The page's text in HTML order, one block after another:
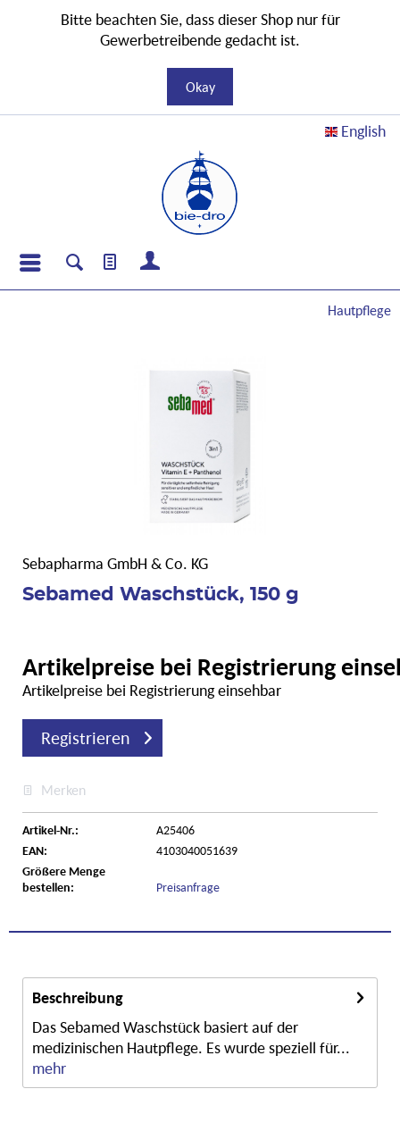
English
Hautpflege
Sebapharma GmbH & Co. KG
Sebamed Waschstück, 150 g
Artikelpreise bei Registrierung
Artikelpreise bei Registrierung einsehbar
Registrieren
Merken
Artikel-Nr.:
A25406
EAN:
4103040051639
Größere Menge
bestellen:
Preisanfrage
Beschreibung
Das Sebamed Waschstück basiert auf der
medizinischen Hautpflege. Es wurde speziell für...
mehr
Bitte beachten Sie, dass dieser Shop nur für
Gewerbetreibende gedacht ist.
Okay